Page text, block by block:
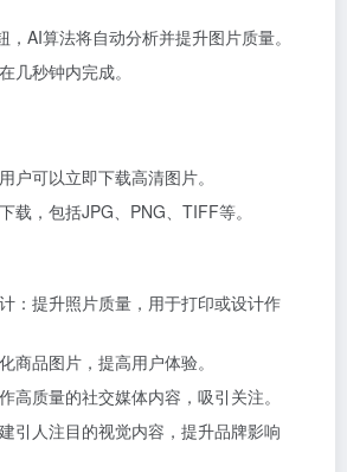
，AI算法将自动分析并提升图片质量。
几秒钟内完成。
户可以立即下载高清图片。
载，包括JPG、PNG、TIFF等。
：提升照片质量，用于打印或设计作
商品图片，提高用户体验。
高质量的社交媒体内容，吸引关注。
引人注目的视觉内容，提升品牌影响